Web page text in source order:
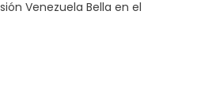
Venezuela Bella en el